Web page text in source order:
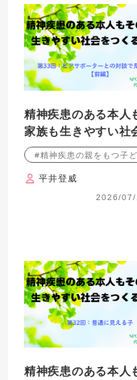
精神疾患のある本人
家族も生きやすい社
くるために 第33回
サポーターとの対談
たこと【前編】
#精神疾患の親をもつ子
平井登威
2026/
精神疾患のある本人